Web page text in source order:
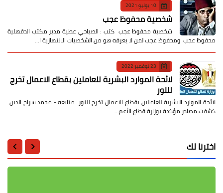
10 يونيو 2021
شخصية محفوظ عجب
شخصية محفوظ عجب كتب : الصباحي عطية مدير مكتب الدقهلية
محفوظ عجب ومحفوظ عجب لمن لا يعرفه هو من الشخصيات الانتهازية ا…
23 نوفمبر 2022
لائحة الموارد البشرية للعاملين بقطاع الاعمال تخرج
للنور
لائحة الموارد البشرية للعاملين بقطاع الاعمال تخرج للنور متابعه:- محمد سراج الدين
كشفت مصادر مؤكدة بوزارة قطاع الأعم…
اخترنا لك